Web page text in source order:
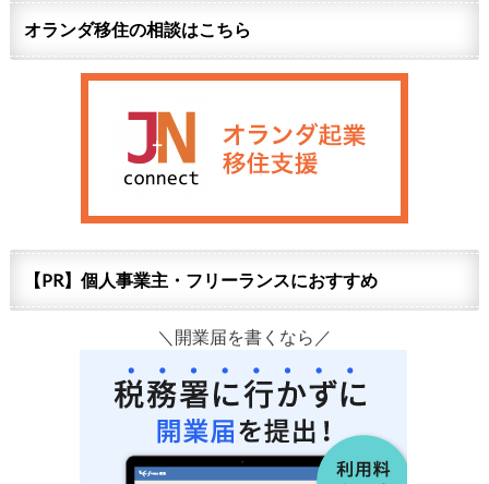
オランダ移住の相談はこちら
【PR】個人事業主・フリーランスにおすすめ
＼開業届を書くなら／